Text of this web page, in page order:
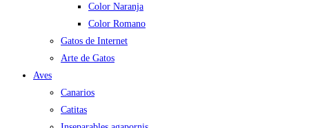
Color Naranja
Color Romano
Gatos de Internet
Arte de Gatos
Aves
Canarios
Catitas